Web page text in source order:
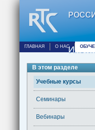
ГЛАВНАЯ О НАС
В этом разделе
Учебные курсы
Семинары
Вебинары